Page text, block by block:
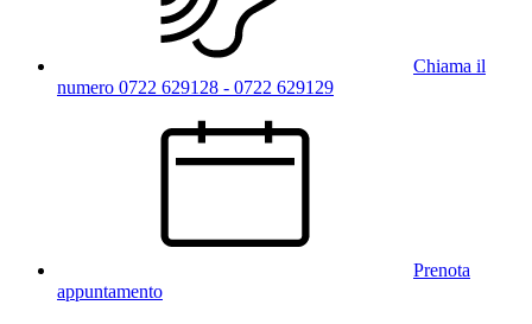
Chiama il
numero 0722 629128 - 0722 629129
Prenota
appuntamento